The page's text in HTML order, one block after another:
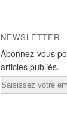
NEWSLETTER
Abonnez-vous
articles publiés.
Email